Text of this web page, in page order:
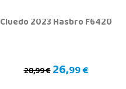
Cluedo 2023 Hasbro F6420
28,99 €26,99 €